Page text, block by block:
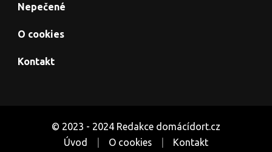
Nepečené
O cookies
Kontakt
© 2023 - 2024 Redakce domácídort.cz
Úvod
O cookies Kontakt